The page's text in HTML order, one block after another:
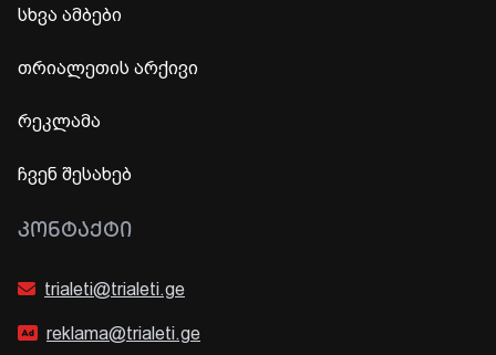
სხვა ამბები
თრიალეთის არქივი
რეკლამა
ჩვენ შესახებ
ᲙᲝᲜᲢᲐᲥᲢᲘ
trialeti@trialeti.ge
reklama@trialeti.ge